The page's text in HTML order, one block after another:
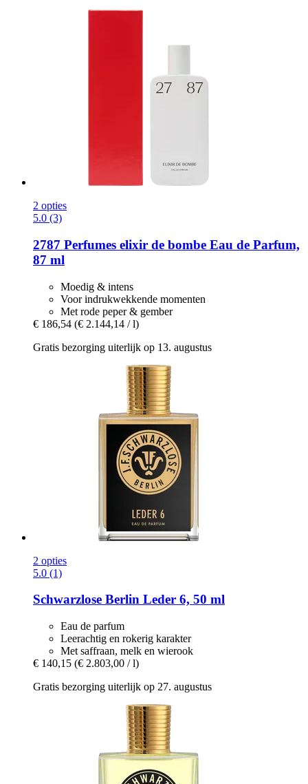
2 opties
5.0 (3)
2787 Perfumes elixir de bombe Eau de Parfum,
87 ml
Moedig & intens
Voor indrukwekkende momenten
Met rode peper & gember
€ 186,54 (€ 2.144,14 / l)
Gratis bezorging uiterlijk op 13. augustus
2 opties
5.0 (1)
Schwarzlose Berlin Leder 6, 50 ml
Eau de parfum
Leerachtig en rokerig karakter
Met saffraan, melk en wierook
€ 140,15 (€ 2.803,00 / l)
Gratis bezorging uiterlijk op 27. augustus